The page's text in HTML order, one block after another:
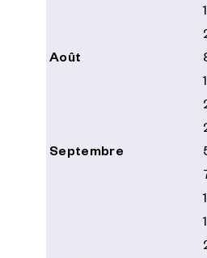
Août
Septembre